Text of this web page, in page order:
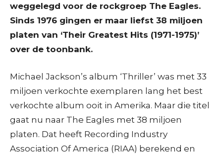
weggelegd voor de rockgroep The Eagles.
Sinds 1976 gingen er maar liefst 38 miljoen
platen van ‘Their Greatest Hits (1971-1975)’
over de toonbank.
Michael Jackson’s album ‘Thriller’ was met 33
miljoen verkochte exemplaren lang het best
verkochte album ooit in Amerika. Maar die titel
gaat nu naar The Eagles met 38 miljoen
platen. Dat heeft Recording Industry
Association Of America (RIAA) berekend en